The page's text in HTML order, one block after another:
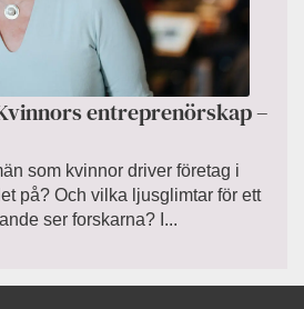
Kvinnors entreprenörskap –
som kvinnor driver företag i
på? Och vilka ljusglimtar för ett
ser forskarna? I...